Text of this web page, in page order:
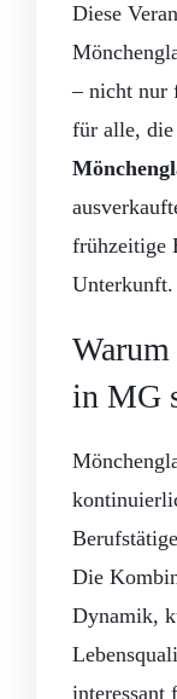
Diese
– nicht nur
für alle,
frühzeitige
Unterkunft.
in MG
Die
Dynamik,
interessant